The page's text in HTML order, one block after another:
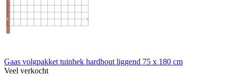
Gaas volgpakket tuinhek hardhout liggend 75 x 180 cm
Veel verkocht